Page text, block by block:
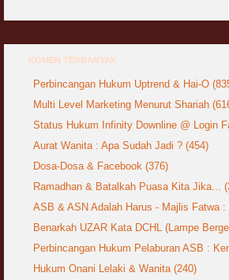
KOMEN TERBANYAK
Perbincangan Hukum Uptrend & Hai-O
Multi Level Marketing Menurut Shariah
Status Hukum Infinity Downline @ Login
Aurat Wanita : Apa Sudah Jadi ? (454)
Dosa-Dosa & Facebook (376)
Ramadhan & Batalkah Puasa Kita Jika...
ASB & ASN Adalah Harus - Majlis Fatwa :
Benarkah UZAR Kata DCHL (Lampe
Perbincangan Hukum Pelaburan ASB :
Hukum Onani Lelaki & Wanita (240)